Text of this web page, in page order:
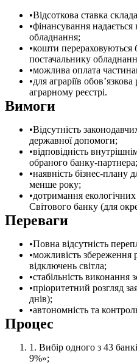
Відсоткова ставка
фінансування
обладнання;
кошти перераховуються
постачальнику
можлива оплата
для аграріїв
аграрному реєстрі.
Вимоги
Відсутність
державної допомоги;
відповідність
обраного банку-партнера;
наявність бізнес-
менше року;
дотримання екологічних
Світового банку (для
Переваги
Повна відсутність
можливість збереження
відключень світла;
стабільність виконання
пріоритетний розгляд
днів);
автономність та
Процес
Вибір одного з 43
9%»;